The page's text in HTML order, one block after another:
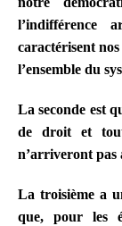
l’indifférence
caractérisent
l’ensemble du
La seconde est
de droit et
n’arriveront pas
La troisième a
que, pour les